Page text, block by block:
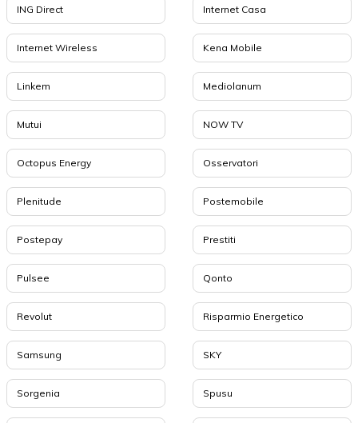
ING Direct Internet Casa
Internet Wireless Kena Mobile
Linkem Mediolanum
Mutui NOW TV
Octopus Energy Osservatori
Plenitude Postemobile
Postepay Prestiti
Pulsee Qonto
Revolut Risparmio Energetico
Samsung SKY
Sorgenia Spusu